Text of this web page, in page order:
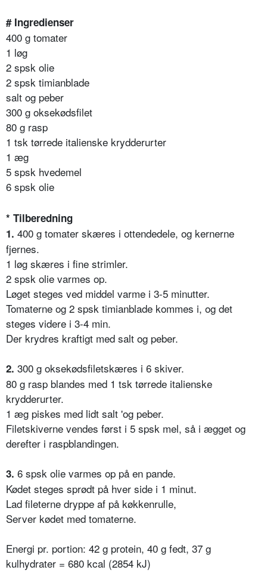
# Ingredienser
400 g tomater
1 løg
2 spsk olie
2 spsk timianblade
salt og peber
300 g oksekødsfilet
80 g rasp
1 tsk tørrede italienske krydderurter
1 æg
5 spsk hvedemel
6 spsk olie
* Tilberedning
1. 400 g tomater skæres i ottendedele, og kernerne
fjernes.
1 løg skæres i fine strimler.
2 spsk olie varmes op.
Løget steges ved middel varme i 3-5 minutter.
Tomaterne og 2 spsk timianblade kommes i, og det
steges videre i 3-4 min.
Der krydres kraftigt med salt og peber.
2. 300 g oksekødsfiletskæres i 6 skiver.
80 g rasp blandes med 1 tsk tørrede italienske
krydderurter.
1 æg piskes med lidt salt 'og peber.
Filetskiverne vendes først i 5 spsk mel, så i ægget og
derefter i raspblandingen.
3. 6 spsk olie varmes op på en pande.
Kødet steges sprødt på hver side i 1 minut.
Lad fileterne dryppe af på køkkenrulle,
Server kødet med tomaterne.
Energi pr. portion: 42 g protein, 40 g fedt, 37 g
kulhydrater = 680 kcal (2854 kJ)